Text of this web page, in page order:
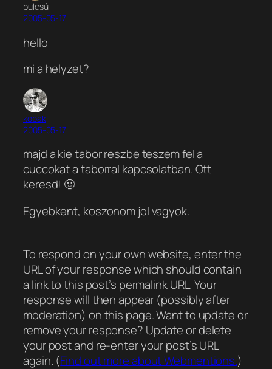
bulcsú
2005-05-17
hello
mi a helyzet?
kobak
2005-05-17
majd a kie tabor reszbe teszem fel a
cuccokat a taborral kapcsolatban. Ott
keresd! 🙂
Egyebkent, koszonom jol vagyok.
To respond on your own website, enter the
URL of your response which should contain
a link to this post’s permalink URL. Your
response will then appear (possibly after
moderation) on this page. Want to update or
remove your response? Update or delete
your post and re-enter your post’s URL
again. (Find out more about Webmentions.)